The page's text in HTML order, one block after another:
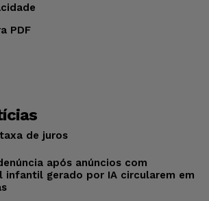
PDF
de juros
após anúncios com
infantil gerado por IA circularem em